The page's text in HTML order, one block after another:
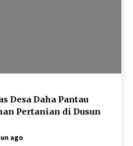
Desa Daha Pantau
Pertanian di Dusun
ago